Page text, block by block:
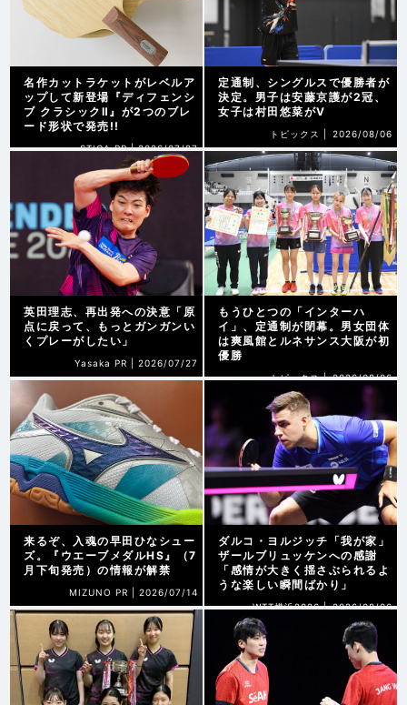
名作カットラケットがレベルア
ップして新登場『ディフェンシ
ブ クラシックⅡ』が2つのブレ
ード形状で発売!!
STIGA PR |2026/07/27
定通制、シングルスで優勝者が
決定。男子は安藤京護が2冠、
女子は村田悠菜がV
トピックス | 2026/08/06
英田理志、再出発への決意「原
点に戻って、もっとガンガンい
くプレーがしたい」
Yasaka PR | 2026/07/27
もうひとつの「インターハ
イ」、定通制が閉幕。男女団体
は爽風館とルネサンス大阪が初
優勝
トピックス | 2026/08/06
来るぞ、入魂の早田ひなシュー
ズ。『ウエーブメダルHS』（7
月下旬発売）の情報が解禁
MIZUNO PR | 2026/07/14
ダルコ・ヨルジッチ「我が家」
ザールブリュッケンへの感謝
「感情が大きく揺さぶられるよ
うな楽しい瞬間ばかり」
WTT横浜2026 | 2026/08/06